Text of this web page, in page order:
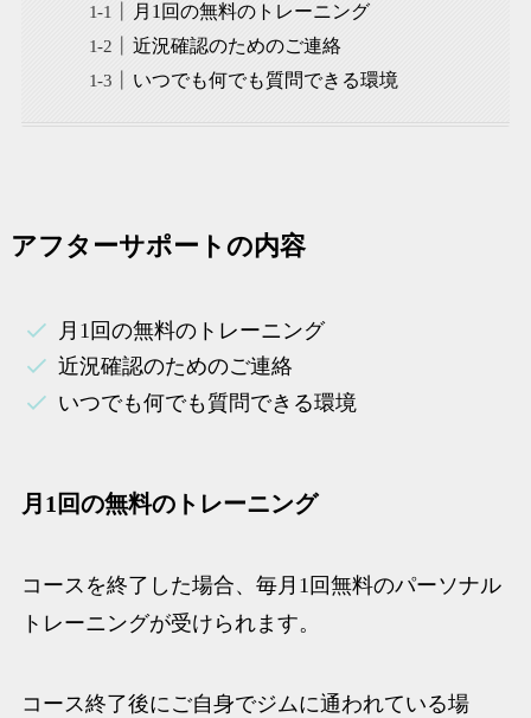
月1回の無料のトレーニング
近況確認のためのご連絡
いつでも何でも質問できる環境
アフターサポートの内容
月1回の無料のトレーニング
近況確認のためのご連絡
いつでも何でも質問できる環境
月1回の無料のトレーニング
コースを終了した場合、毎月1回無料のパーソナル
トレーニングが受けられます。
コース終了後にご自身でジムに通われている場